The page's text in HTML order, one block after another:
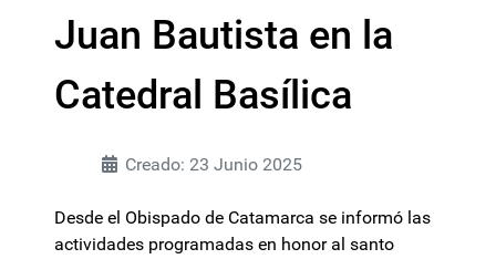
Juan Bautista en la
Catedral Basílica
Creado: 23 Junio 2025
Desde el Obispado de Catamarca se informó las
actividades programadas en honor al santo